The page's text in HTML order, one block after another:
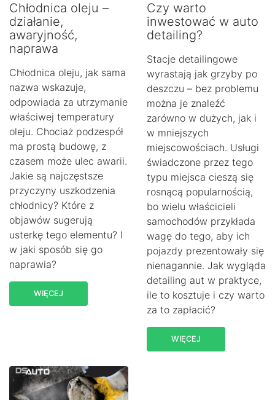
Chłodnica oleju –
działanie,
awaryjność,
naprawa
Chłodnica oleju, jak sama
nazwa wskazuje,
odpowiada za utrzymanie
właściwej temperatury
oleju. Chociaż podzespół
ma prostą budowę, z
czasem może ulec awarii.
Jakie są najczęstsze
przyczyny uszkodzenia
chłodnicy? Które z
objawów sugerują
usterkę tego elementu? I
w jaki sposób się go
naprawia?
WIĘCEJ
Czy warto
inwestować w auto
detailing?
Stacje detailingowe
wyrastają jak grzyby po
deszczu – bez problemu
można je znaleźć
zarówno w dużych, jak i
w mniejszych
miejscowościach. Usługi
świadczone przez tego
typu miejsca cieszą się
rosnącą popularnością,
bo wielu właścicieli
samochodów przykłada
wagę do tego, aby ich
pojazdy prezentowały się
nienagannie. Jak wygląda
detailing aut w praktyce,
ile to kosztuje i czy warto
za to zapłacić?
WIĘCEJ